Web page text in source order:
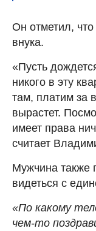
Он отметил,
внука.
«Пусть
никого в эту
там, платим за
вырастет.
имеет права
считает
Мужчина также
видеться с
«По какому
чем-то